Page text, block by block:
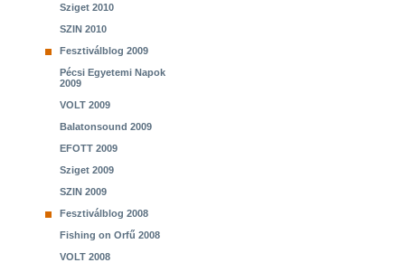
Sziget 2010
SZIN 2010
Fesztiválblog 2009
Pécsi Egyetemi Napok
2009
VOLT 2009
Balatonsound 2009
EFOTT 2009
Sziget 2009
SZIN 2009
Fesztiválblog 2008
Fishing on Orfű 2008
VOLT 2008